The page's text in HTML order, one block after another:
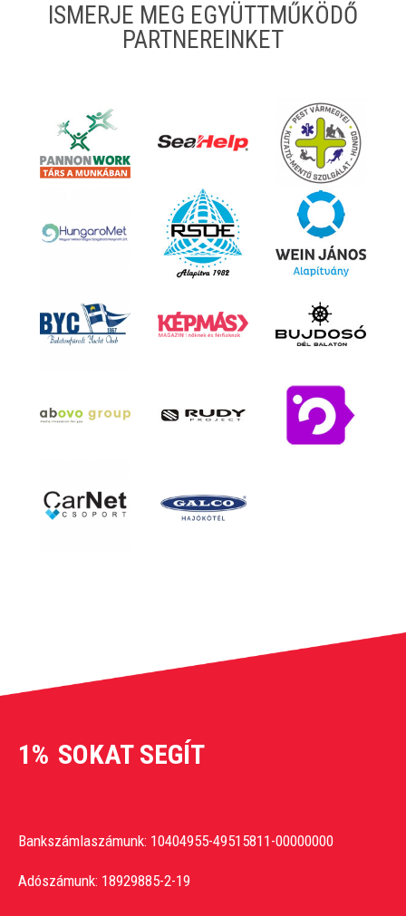
ISMERJE MEG EGYÜTTMŰKÖDŐ
PARTNEREINKET
1% SOKAT SEGÍT
Bankszámlaszámunk: 10404955-49515811-00000000
Adószámunk: 18929885-2-19